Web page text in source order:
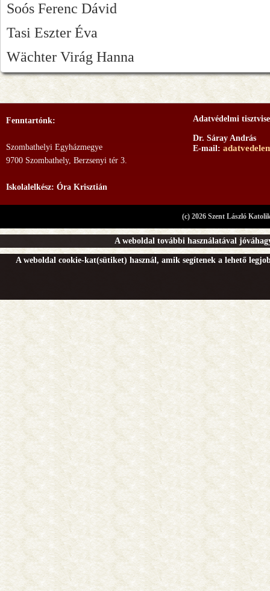
Soós Ferenc Dávid
Tasi Eszter Éva
Wächter Virág Hanna
Fenntartónk:
Szombathelyi Egyházmegye
9700 Szombathely, Berzsenyi tér 3.
Iskolalelkész: Óra Krisztián
Adatvédelmi
Dr. Sáray András
E-mail:
(c) 2026 Szent László
A weboldal további használatával
A weboldal cookie-kat(sütiket) használ, amik segítenek a lehető